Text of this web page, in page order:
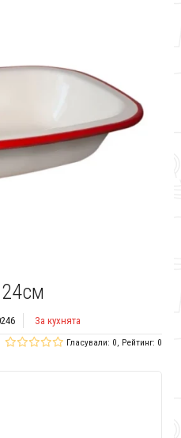
За кухнята
Гласували: 0, Рейтинг: 0